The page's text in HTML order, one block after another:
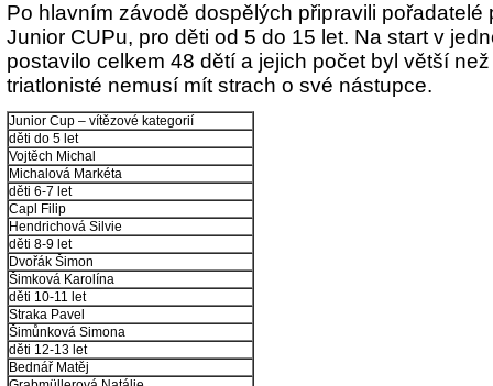
Po hlavním závodě dospělých připravili pořadatelé
Junior CUPu, pro děti od 5 do 15 let. Na start v
postavilo celkem 48 dětí a jejich počet byl větší
triatlonisté nemusí mít strach o své nástupce.
Junior Cup – vítězové kategorií
děti do 5 let
Vojtěch Michal
Michalová Markéta
děti 6-7 let
Capl Filip
Hendrichová Silvie
děti 8-9 let
Dvořák Šimon
Šimková Karolína
děti 10-11 let
Straka Pavel
Šimůnková Simona
děti 12-13 let
Bednář Matěj